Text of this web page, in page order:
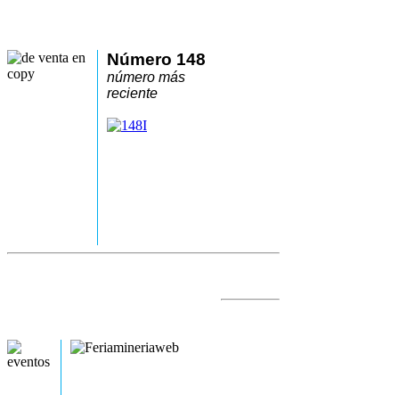
Número 148
número más
reciente